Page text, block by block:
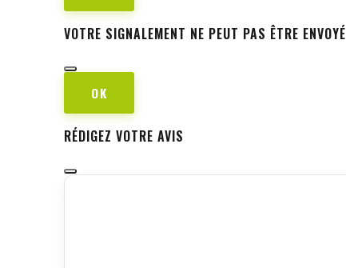
VOTRE SIGNALEMENT NE PEUT PAS ÊTRE ENVOYÉ
OK
RÉDIGEZ VOTRE AVIS